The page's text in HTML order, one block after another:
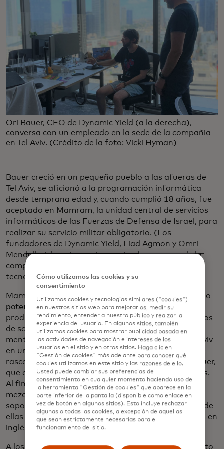
Ori Bauer, CEO de Dynamic Yield (a la derecha),
conversa con un empleado en la sede de la compañía
en Tel Aviv. (Crédito de la foto: Vicki Hyman)
Bauer creció en un pequeño pueblo a las afueras de
Tel Aviv, se aficionó a la programación informática
desde temprana edad y, cuando cumplió 18 años, fue
aceptado en Mamram, la unidad central de servicios
informáticos de las Fuerzas de Defensa de Israel, para
realizar su servicio militar obligatorio. (Los
fundadores de Dynamic Yield, Liad Agmon y Omri
Mendellevich, quienes siguen siendo asesores de la
compañía, también son veteranos de unidades
tecnológicas similares).
Mamram fue clave para la reputación de Israel como
potencia emprendedora en el sector de las startups
produciendo un flujo constante de jóvenes ingenieros
de software y programadores informáticos con
mentalidad emprendedora que convirtieron a Tel Aviv
en una potencia tecnológica, con la construcción de
rascacielos elevar más allá de los ventanales de Bauer,
que ofrecen vistas del Mediterráneo entre las torres.
Al final del corredor, los científicos de datos se
mezclan con los afiliados a los equipos de ventas y
soporte en oficinas con paredes de cristal, muchas de
ellas cubiertas de algoritmos y notas garabateadas en
inglés y hebreo.
A los 22 años, Bauer estaba gestionando un proyecto
Cómo utilizamos las cookies y su
consentimiento
Utilizamos cookies y tecnologías similares ("cookies")
en nuestros sitios web para mejorarlos, medir su
rendimiento, entender a nuestro público y realzar la
experiencia del usuario. En algunos sitios, también
utilizamos cookies para mostrar publicidad basada en
las actividades de navegación e intereses de los
usuarios en el sitio y en otros sitios. Haga clic en
"Gestión de cookies" más adelante para conocer qué
cookies utilizamos en este sitio y las razones de ello.
Usted puede cambiar sus preferencias de
consentimiento en cualquier momento haciendo uso de
la herramienta "Gestión de cookies" que aparece en la
parte inferior de la pantalla (disponible como enlace en
vez de botón en algunos sitios). Esto incluye rechazar
algunas o todas las cookies, a excepción de aquellas
que sean estrictamente necesarias para el
funcionamiento del sitio.